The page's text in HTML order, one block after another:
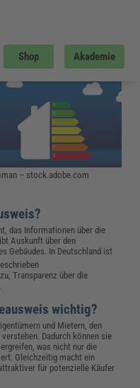
Shop Akademie
Alles, was
– stock.adobe.com
das Informationen über die
Auskunft über den
Gebäudes. In Deutschland ist
Transparenz über die
wichtig?
und Mietern, den
Dadurch können sie
was nicht nur die
Gleichzeitig macht ein
für potenzielle Käufer